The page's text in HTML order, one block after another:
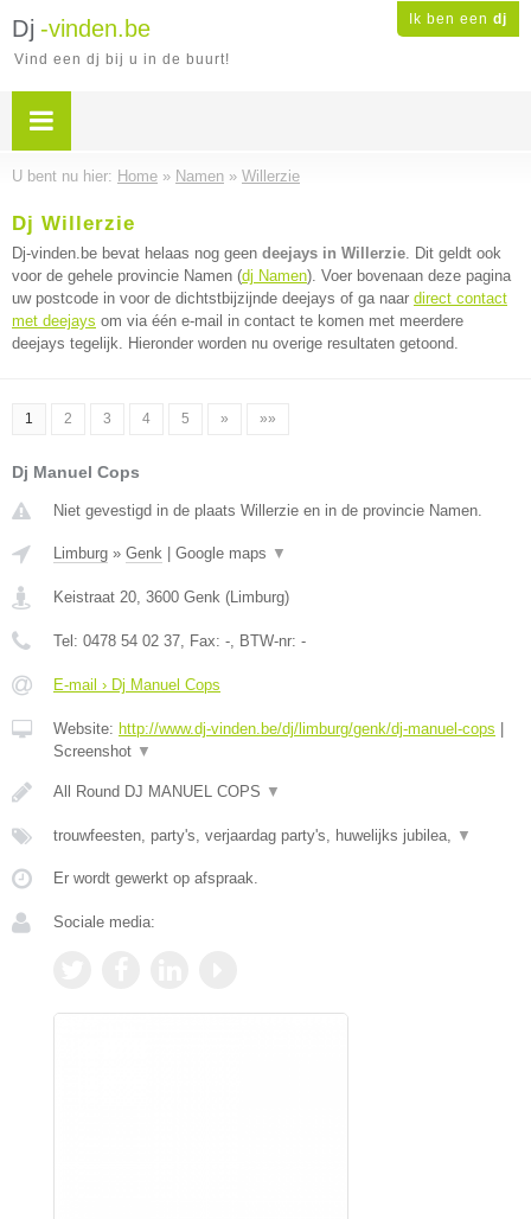
Ik ben een dj
Dj -vinden.be
Vind een dj bij u in de buurt!
U bent nu hier: Home » Namen » Willerzie
Dj Willerzie
Dj-vinden.be bevat helaas nog geen deejays in Willerzie. Dit geldt ook
voor de gehele provincie Namen (dj Namen). Voer bovenaan deze pagina
uw postcode in voor de dichtstbijzijnde deejays of ga naar direct contact
met deejays om via één e-mail in contact te komen met meerdere
deejays tegelijk. Hieronder worden nu overige resultaten getoond.
1 2 3 4 5 » »»
Dj Manuel Cops
Niet gevestigd in de plaats Willerzie en in de provincie Namen.
Limburg » Genk Google maps ▼
Keistraat 20, 3600 Genk (Limburg)
Tel: 0478 54 02 37, Fax: -, BTW-nr: -
E-mail › Dj Manuel Cops
Website: http://www.dj-vinden.be/dj/limburg/genk/dj-manuel-cops
Screenshot ▼
All Round DJ MANUEL COPS ▼
trouwfeesten, party's, verjaardag party's, huwelijks jubilea, ▼
Er wordt gewerkt op afspraak.
Sociale media: